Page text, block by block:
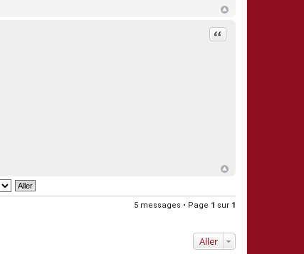
Citation
5 messages • Page 1 sur 1
Aller